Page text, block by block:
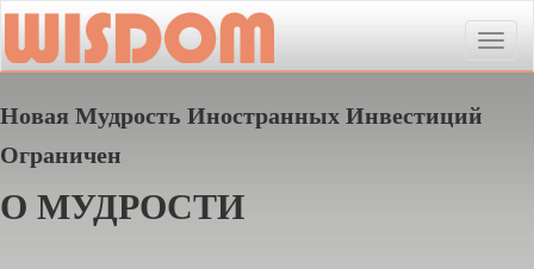
Toggle
Новая Мудрость Иностранных Инвестиций
Ограничен
О МУДРОСТИ